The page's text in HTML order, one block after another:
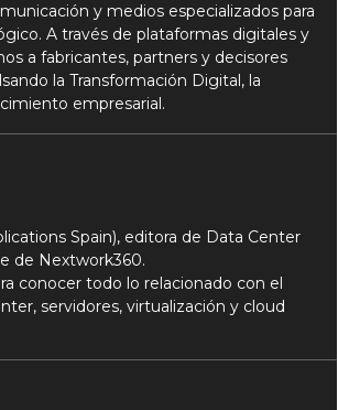
y medios especializados para
A través de plataformas digitales y
a fabricantes, partners y decisores
la Transformación Digital, la
empresarial.
Spain), editora de Data Center
de Nextwork360.
conocer todo lo relacionado con el
servidores, virtualización y cloud